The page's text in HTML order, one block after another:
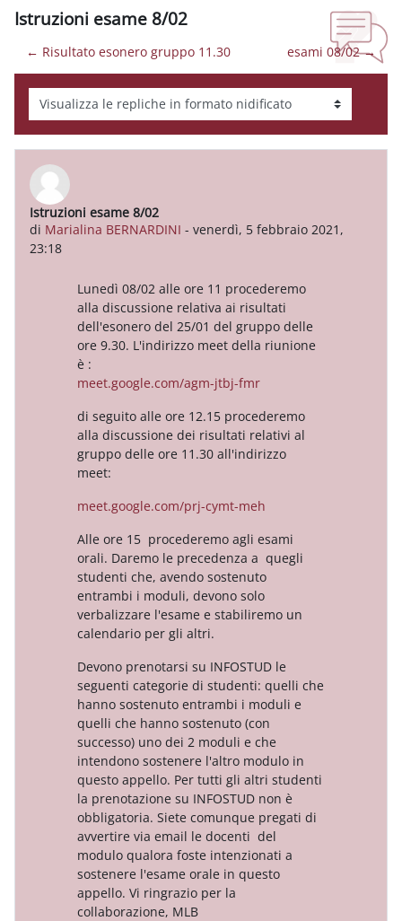
Istruzioni esame 8/02
← Risultato esonero gruppo 11.30 esami 08/02 →
Modalità visualizzazione
Istruzioni esame 8/02
di Marialina BERNARDINI - venerdì, 5 febbraio 2021,
23:18
Numero di risposte: 0
Lunedì 08/02 alle ore 11 procederemo
alla discussione relativa ai risultati
dell'esonero del 25/01 del gruppo delle
ore 9.30. L'indirizzo meet della riunione
è :
meet.google.com/agm-jtbj-fmr
di seguito alle ore 12.15 procederemo
alla discussione dei risultati relativi al
gruppo delle ore 11.30 all'indirizzo
meet:
meet.google.com/prj-cymt-meh
Alle ore 15 procederemo agli esami
orali. Daremo le precedenza a quegli
studenti che, avendo sostenuto
entrambi i moduli, devono solo
verbalizzare l'esame e stabiliremo un
calendario per gli altri.
Devono prenotarsi su INFOSTUD le
seguenti categorie di studenti: quelli che
hanno sostenuto entrambi i moduli e
quelli che hanno sostenuto (con
successo) uno dei 2 moduli e che
intendono sostenere l'altro modulo in
questo appello. Per tutti gli altri studenti
la prenotazione su INFOSTUD non è
obbligatoria. Siete comunque pregati di
avvertire via email le docenti del
modulo qualora foste intenzionati a
sostenere l'esame orale in questo
appello. Vi ringrazio per la
collaborazione, MLB